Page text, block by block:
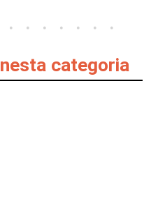
categoria